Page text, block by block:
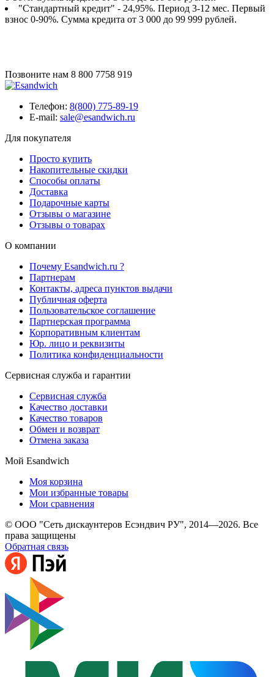
"Стандартный кредит" - 24,95%. Период 3-12 мес. Первый
взнос 0-90%. Сумма кредита от 3 000 до 99 999 рублей.
Позвоните нам 8 800 7758 919
Телефон: 8(800) 775-89-19
E-mail: sale@esandwich.ru
Для покупателя
Просто купить
Накопительные скидки
Способы оплаты
Доставка
Подарочные карты
Отзывы о магазине
Отзывы о товарах
О компании
Почему Esandwich.ru ?
Партнерам
Контакты, адреса пунктов выдачи
Публичная оферта
Пользовательское соглашение
Партнерская программа
Корпоративным клиентам
Юр. лицо и реквизиты
Политика конфиденциальности
Сервисная служба и гарантии
Сервисная служба
Качество доставки
Качество товаров
Обмен и возврат
Отмена заказа
Мой Esandwich
Моя корзина
Мои избранные товары
Мои сравнения
© ООО "Сеть дискаунтеров Есэндвич РУ", 2014—2026. Все
права защищены
Обратная связь